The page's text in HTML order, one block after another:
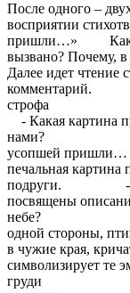
После одного –
восприятии
пришли…» Какое
вызвано?
Далее идет чтение
- Какая картина
нами?
усопшей
печальная
подруги. - Но
посвящены
одной стороны,
в чужие края,
символизирует те
груди